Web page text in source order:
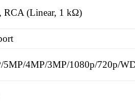
RCA (Linear, 1 kΩ)
5MP/4MP/3MP/1080p/720p/